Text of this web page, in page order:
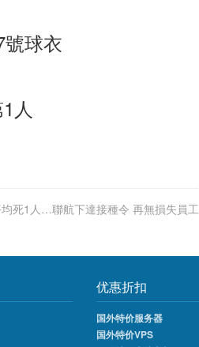
球衣
人
死1人…聯航下達接種令 再無損失員工
优惠折扣
国外特价服务器
国外特价VPS